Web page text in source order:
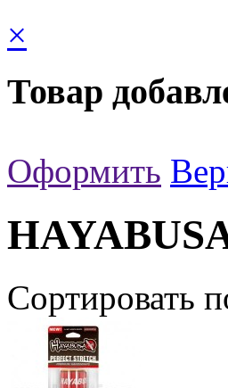
×
Товар
Оформить
Сортировать